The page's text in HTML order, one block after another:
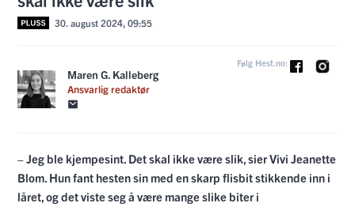
30. august 2024, 09:55
Maren G. Kalleberg
Ansvarlig redaktør
Følg Hest.no:
– Jeg ble kjempesint. Det skal ikke være slik, sier Vivi Jeanette
Blom. Hun fant hesten sin med en skarp flisbit stikkende inn i
låret, og det viste seg å være mange slike biter i